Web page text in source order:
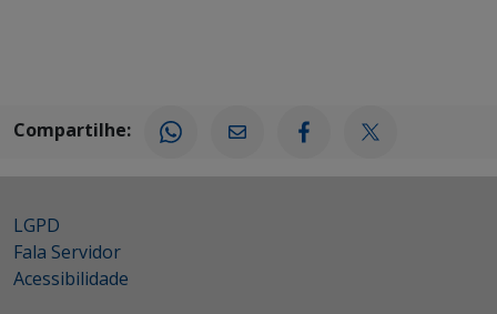
Compartilhe:
LGPD
Fala Servidor
Acessibilidade